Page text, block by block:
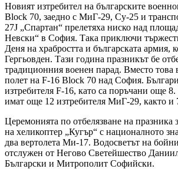
Новият изтребител на българските
Block 70, заедно с МиГ-29, Су-25 и
27J „Спартан“ прелетяха ниско над
Невски“ в София. Така приключи
Деня на храбростта и българската армия,
Гергьовден. Тази година празникът бе
традиционния военен парад. Вместо това
полет на F-16 Block 70 над София.
изтребителя F-16, като са поръчани още
имат още 12 изтребителя МиГ-29, както и
Церемонията по отбелязване на празника
на хеликоптер „Кугър“ с националното
два вертолета Ми-17. Водосветът на
отслужен от Негово Светейшество
Български и Митрополит Софийски.